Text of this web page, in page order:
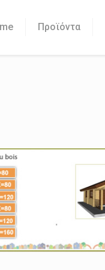
Προϊόντα